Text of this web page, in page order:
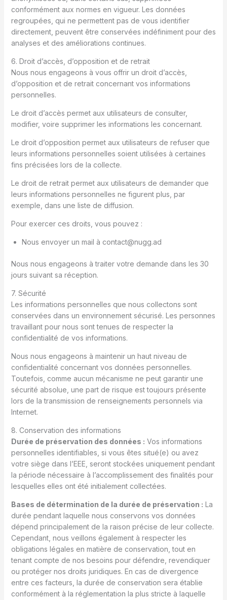
conformément aux normes en vigueur. Les données
regroupées, qui ne permettent pas de vous identifier
directement, peuvent être conservées indéfiniment pour des
analyses et des améliorations continues.
6. Droit d’accès, d’opposition et de retrait
Nous nous engageons à vous offrir un droit d’accès,
d’opposition et de retrait concernant vos informations
personnelles.
Le droit d’accès permet aux utilisateurs de consulter,
modifier, voire supprimer les informations les concernant.
Le droit d’opposition permet aux utilisateurs de refuser que
leurs informations personnelles soient utilisées à certaines
fins précisées lors de la collecte.
Le droit de retrait permet aux utilisateurs de demander que
leurs informations personnelles ne figurent plus, par
exemple, dans une liste de diffusion.
Pour exercer ces droits, vous pouvez :
Nous envoyer un mail à contact@nugg.ad
Nous nous engageons à traiter votre demande dans les 30
jours suivant sa réception.
7. Sécurité
Les informations personnelles que nous collectons sont
conservées dans un environnement sécurisé. Les personnes
travaillant pour nous sont tenues de respecter la
confidentialité de vos informations.
Nous nous engageons à maintenir un haut niveau de
confidentialité concernant vos données personnelles.
Toutefois, comme aucun mécanisme ne peut garantir une
sécurité absolue, une part de risque est toujours présente
lors de la transmission de renseignements personnels via
Internet.
8. Conservation des informations
Durée de préservation des données : Vos informations
personnelles identifiables, si vous êtes situé(e) ou avez
votre siège dans l’EEE, seront stockées uniquement pendant
la période nécessaire à l’accomplissement des finalités pour
lesquelles elles ont été initialement collectées.
Bases de détermination de la durée de préservation : La
durée pendant laquelle nous conservons vos données
dépend principalement de la raison précise de leur collecte.
Cependant, nous veillons également à respecter les
obligations légales en matière de conservation, tout en
tenant compte de nos besoins pour défendre, revendiquer
ou protéger nos droits juridiques. En cas de divergence
entre ces facteurs, la durée de conservation sera établie
conformément à la réglementation la plus stricte à laquelle